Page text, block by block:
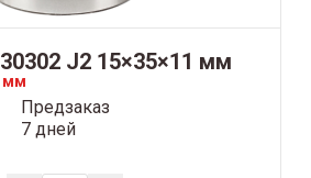
J2 15×35×11 мм
мм
Предзаказ
7 дней